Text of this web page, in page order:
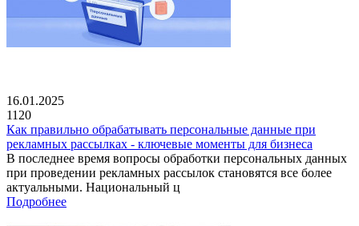
16.01.2025
1120
Как правильно обрабатывать персональные данные при
рекламных рассылках - ключевые моменты для бизнеса
В последнее время вопросы обработки персональных данных
при проведении рекламных рассылок становятся все более
актуальными. Национальный ц
Подробнее